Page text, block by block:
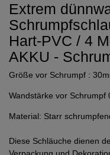
Extrem
Hart-PVC / 4
AKKU -
Größe vor Schrumpf :
Wandstärke vor Schrumpf
Material: Starr
Diese Schläuche dienen